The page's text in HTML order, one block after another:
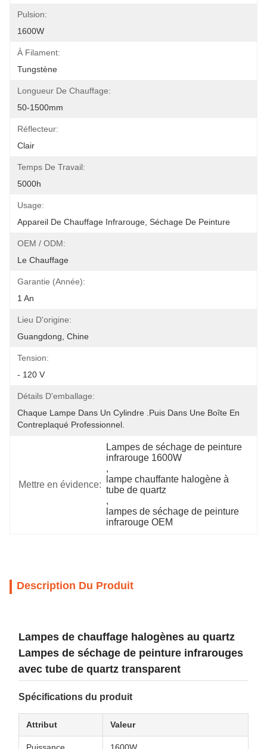
Pulsion:
1600W
À Filament:
Tungstène
Longueur De Chauffage:
50-1500mm
Réflecteur:
Clair
Temps De Travail:
5000h
Usage:
Appareil De Chauffage Infrarouge, Séchage De Peinture
OEM / ODM:
Le Chauffage
Garantie (année):
1 An
Lieu D'origine:
Guangdong, Chine
Tension:
- 120 V
Détails D'emballage:
Chaque Lampe Dans Un Cylindre .Puis Dans Une Boîte En
Contreplaqué Professionnel.
Mettre en évidence:
Lampes de séchage de peinture
infrarouge 1600W
,
lampe chauffante halogène à
tube de quartz
,
lampes de séchage de peinture
infrarouge OEM
Description Du Produit
Lampes de chauffage halogènes au quartz
Lampes de séchage de peinture infrarouges
avec tube de quartz transparent
Spécifications du produit
Attribut Valeur